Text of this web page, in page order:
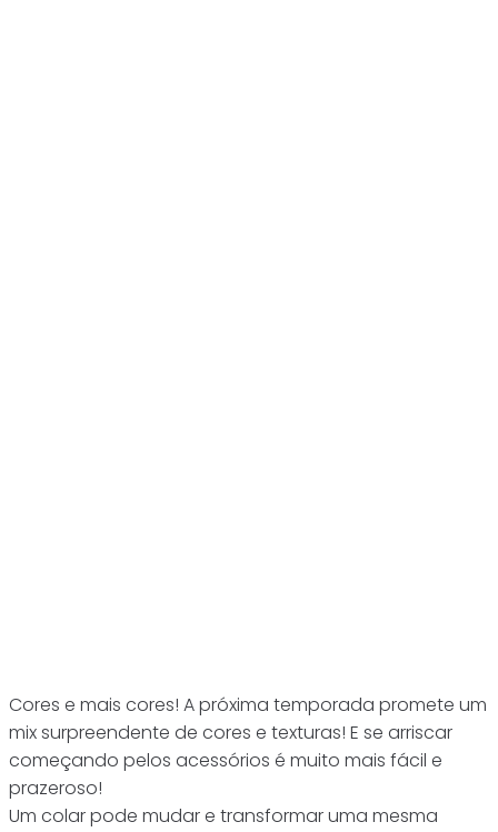
Cores e mais cores! A próxima temporada promete um
mix surpreendente de cores e texturas! E se arriscar
começando pelos acessórios é muito mais fácil e
prazeroso!
Um colar pode mudar e transformar uma mesma